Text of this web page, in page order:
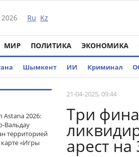
2026 Ru Kz
МИР ПОЛИТИКА ЭКОНОМИКА
Шымкент ИИ Криминал
Astana 2026:
Вальдау
территорией
«Игры
21-04-2025, 09:44
Три
арест